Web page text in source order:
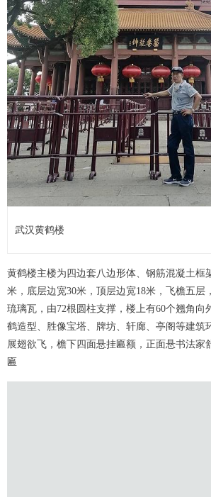
武汉黄鹤楼
黄鹤楼主楼为四边套八边形体、钢筋混凝土框
米，底层边宽30米，顶层边宽18米，飞檐五层
琉璃瓦，由72根圆柱支撑，楼上有60个翘角向
鹤造型、胜像宝塔、牌坊、轩廊、亭阁等建筑
展翅欲飞，檐下四面悬挂匾额，正面悬书法家
匾